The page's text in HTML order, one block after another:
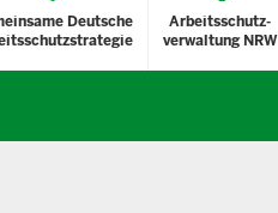
Deutsche
Arbeitsschutz-
verwaltung NRW